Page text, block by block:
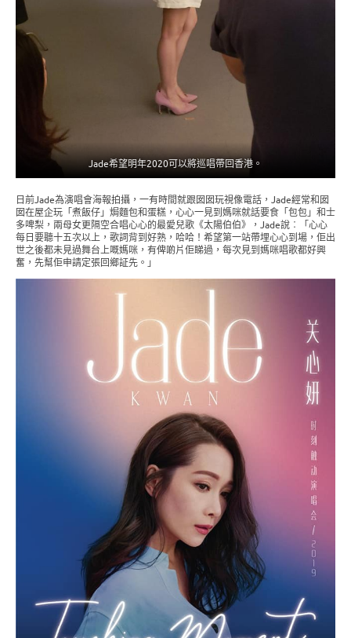
Jade希望明年2020可以將巡唱帶回香港。
日前Jade為演唱會海報拍攝，一有時間就跟囡囡玩視像電話，Jade經常和囡
囡在屋企玩「煮飯仔」焗麵包和蛋糕，心心一見到媽咪就話要食「包包」和士
多啤梨，兩母女更隔空合唱心心的最愛兒歌《太陽伯伯》，Jade說︰「心心
每日要聽十五次以上，歌詞背到好熟，哈哈！希望第一站帶埋心心到場，佢出
世之後都未見過舞台上嘅媽咪，有俾啲片佢睇過，每次見到媽咪唱歌都好興
奮，先幫佢申請定張回鄉証先。」